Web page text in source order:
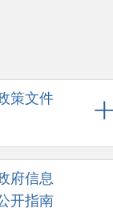
策文件
府信息
开指南